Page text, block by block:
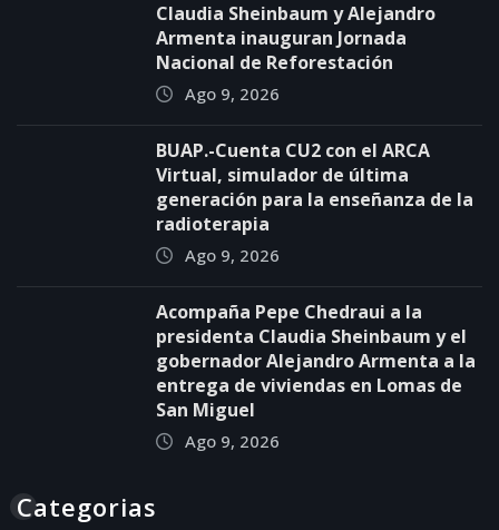
Claudia Sheinbaum y Alejandro
Armenta inauguran Jornada
Nacional de Reforestación
Ago 9, 2026
BUAP.-Cuenta CU2 con el ARCA
Virtual, simulador de última
generación para la enseñanza de la
radioterapia
Ago 9, 2026
Acompaña Pepe Chedraui a la
presidenta Claudia Sheinbaum y el
gobernador Alejandro Armenta a la
entrega de viviendas en Lomas de
San Miguel
Ago 9, 2026
Categorias